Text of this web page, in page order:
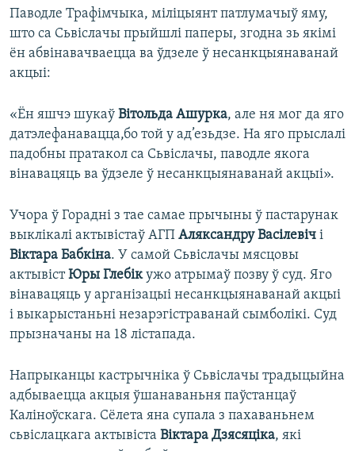
Паводле Трафімчыка, міліцыянт патлумачыў яму,
што са Сьвіслачы прыйшлі паперы, згодна зь якімі
ён абвінавачваецца ва ўдзеле ў несанкцыянаванай
акцыі:
«Ён яшчэ шукаў Вітольда Ашурка, але ня мог да яго
датэлефанавацца,бо той у ад’езьдзе. На яго прыслалі
падобны пратакол са Сьвіслачы, паводле якога
вінавацяць ва ўдзеле ў несанкцыянаванай акцыі».
Учора ў Горадні з тае самае прычыны ў пастарунак
выклікалі актывістаў АГП Аляксандру Васілевіч і
Віктара Бабкіна. У самой Сьвіслачы мясцовы
актывістЮры Глебікужо атрымаў позву ў суд. Яго
вінавацяць у арганізацыі несанкцыянаванай акцыі
і выкарыстаньні незарэгістраванай сымболікі. Суд
прызначаны на 18 лістапада.
Напрыканцы кастрычніка ў Сьвіслачы традыцыйна
адбываецца акцыя ўшанаваньня паўстанцаў
Каліноўскага. Сёлета яна супала з пахаваньнем
сьвіслацкага актывіста Віктара Дзясяціка, які